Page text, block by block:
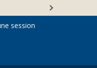
session